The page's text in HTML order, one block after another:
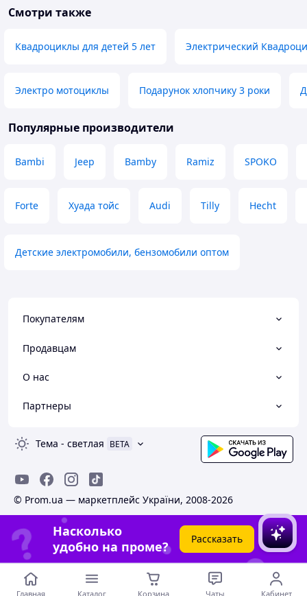
Смотри также
Квадроциклы для детей 5 лет Электрический
Электро мотоциклы Подарунок хлопчику 3 роки
Популярные производители
Bambi Jeep Bamby Ramiz SPOKO
Forte Хуада тойс Audi Tilly Hecht
Детские электромобили, бензомобили оптом
Покупателям
Продавцам
О нас
Партнеры
Тема - светлая BETA
© Prom.ua — маркетплейс України, 2008-2026
Насколько
удобно на проме?
Рассказать
Главная Каталог Корзина Чаты Кабинет